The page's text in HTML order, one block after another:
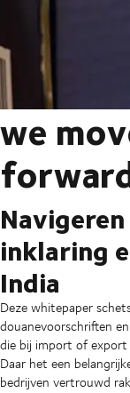
we
inklaring
India
Deze whitepaper
douanevoorschriften
die bij import of export
Daar het een
bedrijven vertrouwd